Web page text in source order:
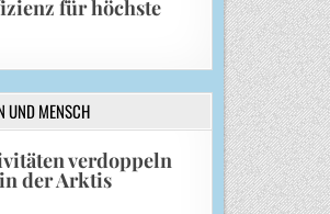
für höchste
UND MENSCH
verdoppeln
der Arktis